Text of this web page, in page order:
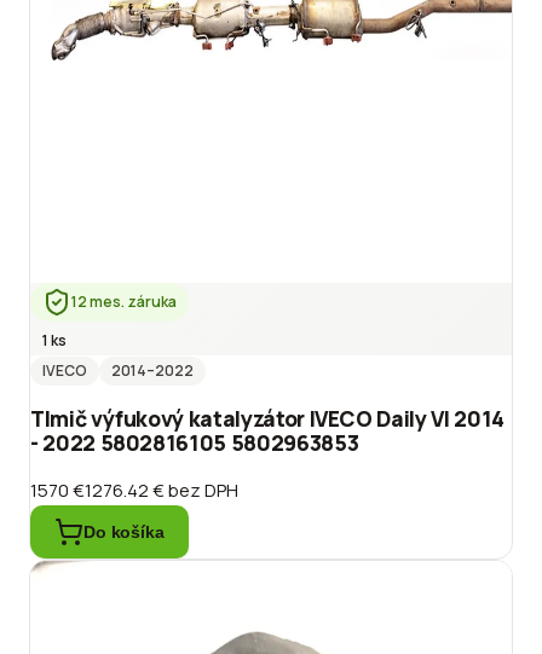
12 mes. záruka
1 ks
IVECO
2014–2022
Tlmič výfukový katalyzátor IVECO Daily VI 2014
- 2022 5802816105 5802963853
1570 €1276.42 €bez DPH
Do košíka